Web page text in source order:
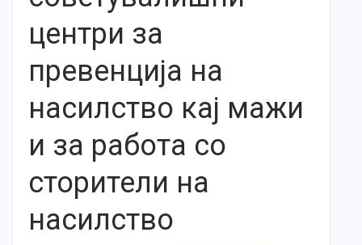
центри за
превенција на
насилство кај мажи
и за работа со
сторители на
насилство